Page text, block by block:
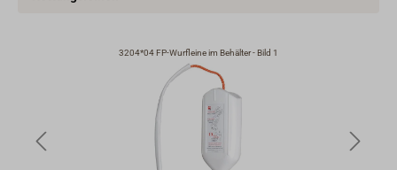
3204*04 FP-Wurfleine im Behälter - Bild 1